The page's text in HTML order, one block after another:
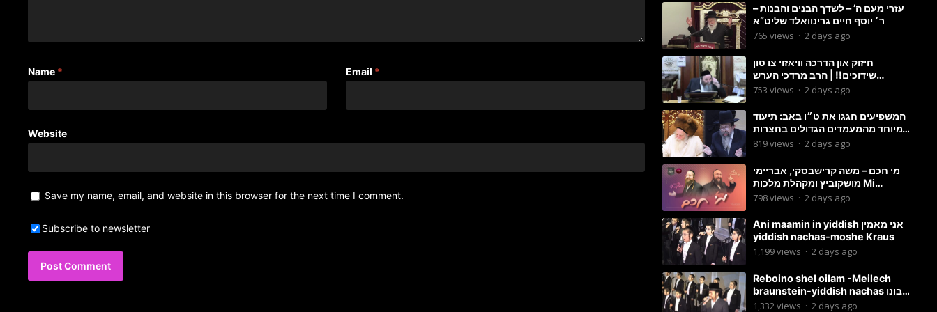
Name * Email *
Website
Save my name, email, and website in this browser for the next time I comment.
Subscribe to newsletter
עזרי מעם ה’ – לשדך הבנים והבנות –
ר׳ יוסף חיים גרינוואלד שליט”א
765 views · 2 days ago
חיזוק און הדרכה וויאזוי צו טון
שידוכים!! | הרב מרדכי הערש
שפיצער
753 views · 2 days ago
המשפיעים חגגו את ט״ו באב: תיעוד
מיוחד מהמעמדים הגדולים בחצרות
האדמו״ר מסטוטשין והגרי״מ
819views · 2 days ago
מי חכם – משה קרישבסקי, אבריימי
מושקוביץ ומקהלת מלכות Mi
Chacham I
798views · 2 days ago
Ani maamin in yiddish אני מאמין
yiddish nachas-moshe Kraus
1,199views · 2 days ago
Reboino shel oilam -Meilech
braunstein-yiddish nachas רבונו
של עולם
1,332 views · 2 days ago